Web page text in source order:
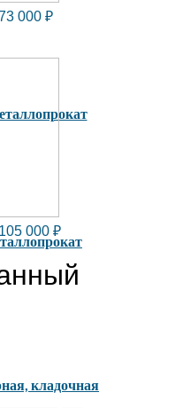
кладочная
000 ₽
105 000 ₽